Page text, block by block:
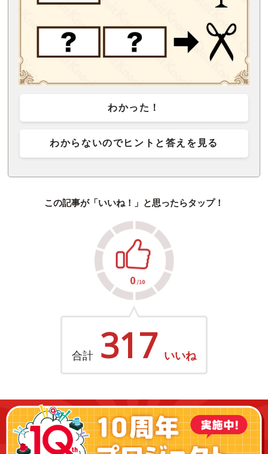
わかった！
わからないのでヒントと答えを見る
この記事が「いいね！」と思ったらタップ！
合計 317 いいね